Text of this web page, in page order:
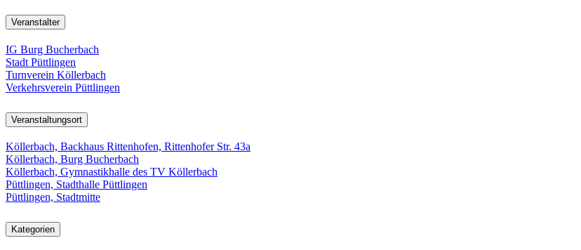
Veranstalter
IG Burg Bucherbach
Stadt Püttlingen
Turnverein Köllerbach
Verkehrsverein Püttlingen
Veranstaltungsort
Köllerbach, Backhaus Rittenhofen, Rittenhofer Str. 43a
Köllerbach, Burg Bucherbach
Köllerbach, Gymnastikhalle des TV Köllerbach
Püttlingen, Stadthalle Püttlingen
Püttlingen, Stadtmitte
Kategorien